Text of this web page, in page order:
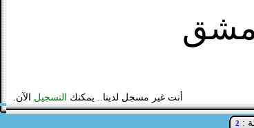
أنت غير مسجل لدينا.. يمكنك التسجيل الآن.
:
2